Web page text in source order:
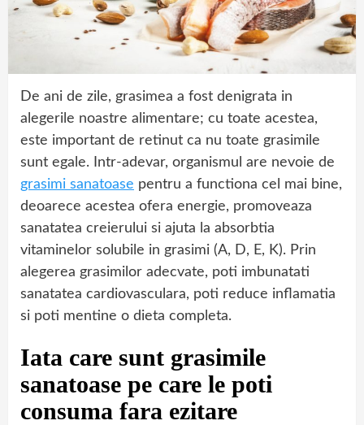
De ani de zile, grasimea a fost denigrata in
alegerile noastre alimentare; cu toate acestea,
este important de retinut ca nu toate grasimile
sunt egale. Intr-adevar, organismul are nevoie de
grasimi sanatoase pentru a functiona cel mai bine,
deoarece acestea ofera energie, promoveaza
sanatatea creierului si ajuta la absorbtia
vitaminelor solubile in grasimi (A, D, E, K). Prin
alegerea grasimilor adecvate, poti imbunatati
sanatatea cardiovasculara, poti reduce inflamatia
si poti mentine o dieta completa.
Iata care sunt grasimile
sanatoase pe care le poti
consuma fara ezitare